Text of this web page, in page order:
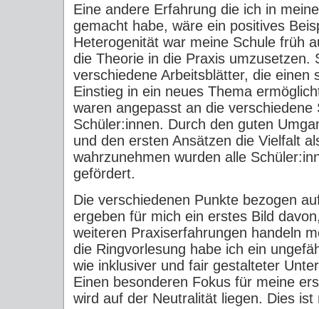
Eine andere Erfahrung die ich in
gemacht habe, wäre ein positives
Heterogenität war meine Schule früh
die Theorie in die Praxis umzusetzen.
verschiedene Arbeitsblätter, die einen
Einstieg in ein neues Thema
waren angepasst an die verschiedene
Schüler:innen. Durch den guten
und den ersten Ansätzen die Vielfalt
wahrzunehmen wurden alle
gefördert.
Die verschiedenen Punkte bezogen
ergeben für mich ein erstes Bild
weiteren Praxiserfahrungen handeln
die Ringvorlesung habe ich ein
wie inklusiver und fair gestalteter
Einen besonderen Fokus für meine
wird auf der Neutralität liegen. Dies